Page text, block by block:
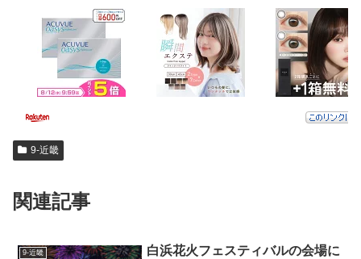
9-近畿
関連記事
9-近畿
白浜花火フェスティバルの会場に